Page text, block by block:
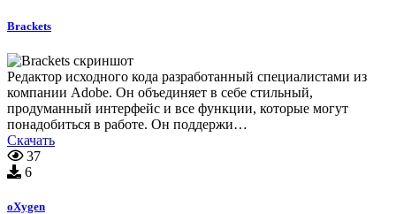
Brackets
Редактор исходного кода разработанный специалистами из
компании Adobe. Он объединяет в себе стильный,
продуманный интерфейс и все функции, которые могут
понадобиться в работе. Он поддержи…
Скачать
37
6
oXygen